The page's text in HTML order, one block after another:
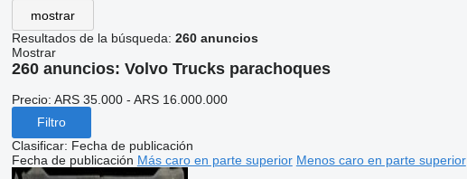
mostrar
Resultados de la búsqueda: 260 anuncios
Mostrar
260 anuncios: Volvo Trucks parachoques
Precio: ARS 35.000 - ARS 16.000.000
Filtro
Clasificar: Fecha de publicación
Fecha de publicación Más caro en parte superior Menos caro en parte superior